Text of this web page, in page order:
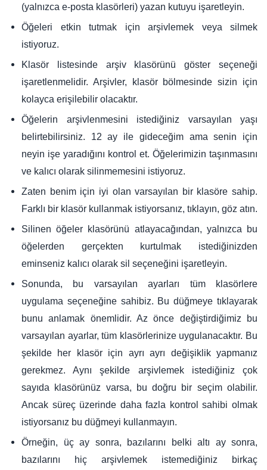
(yalnızca e-posta klasörleri) yazan kutuyu işaretleyin.
Öğeleri etkin tutmak için arşivlemek veya silmek
istiyoruz.
Klasör listesinde arşiv klasörünü göster seçeneği
işaretlenmelidir. Arşivler, klasör bölmesinde sizin için
kolayca erişilebilir olacaktır.
Öğelerin arşivlenmesini istediğiniz varsayılan yaşı
belirtebilirsiniz. 12 ay ile gideceğim ama senin için
neyin işe yaradığını kontrol et. Öğelerimizin taşınmasını
ve kalıcı olarak silinmemesini istiyoruz.
Zaten benim için iyi olan varsayılan bir klasöre sahip.
Farklı bir klasör kullanmak istiyorsanız, tıklayın, göz atın.
Silinen öğeler klasörünü atlayacağından, yalnızca bu
öğelerden gerçekten kurtulmak istediğinizden
eminseniz kalıcı olarak sil seçeneğini işaretleyin.
Sonunda, bu varsayılan ayarları tüm klasörlere
uygulama seçeneğine sahibiz. Bu düğmeye tıklayarak
bunu anlamak önemlidir. Az önce değiştirdiğimiz bu
varsayılan ayarlar, tüm klasörlerinize uygulanacaktır. Bu
şekilde her klasör için ayrı ayrı değişiklik yapmanız
gerekmez. Aynı şekilde arşivlemek istediğiniz çok
sayıda klasörünüz varsa, bu doğru bir seçim olabilir.
Ancak süreç üzerinde daha fazla kontrol sahibi olmak
istiyorsanız bu düğmeyi kullanmayın.
Örneğin, üç ay sonra, bazılarını belki altı ay sonra,
bazılarını hiç arşivlemek istemediğiniz birkaç